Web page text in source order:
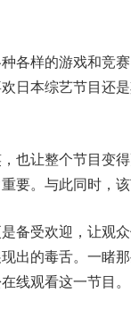
各样的游戏和竞
日本综艺节目还
也让整个节目变
要。与此同时，
备受欢迎，让观
出的毒舌。一睹
线观看这一节目。